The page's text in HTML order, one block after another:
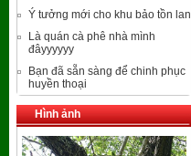
Ý tưởng mới cho khu bảo tồn lan
Là quán cà phê nhà mình
đâyyyyyy
Bạn đã sẵn sàng để chinh phục
huyền thoại
Hình ảnh